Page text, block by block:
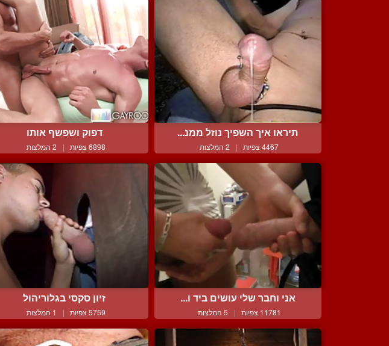
תיראו איך השפיך נוזל ממנ...
4467 צפיות | 2 המלצות
דפוק ושפשף אותו
6898 צפיות | 2 המלצות
אני וחבר שלי עושים ביד ו...
11781 צפיות | 5 המלצות
זיון סקסי בגלוריהול
5759 צפיות | 1 המלצות